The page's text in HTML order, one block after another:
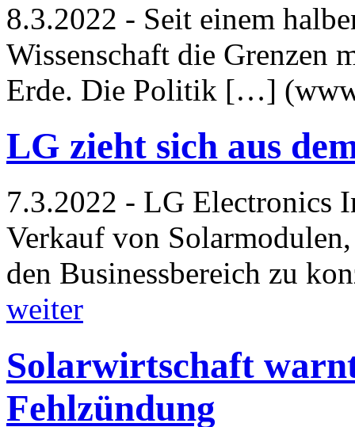
8.3.2022 - Seit einem
Wissenschaft die Grenzen
Erde. Die Politik […]
LG zieht sich aus
7.3.2022 - LG Electronics
Verkauf von
den Businessbereich zu
weiter
Solarwirtschaft
Fehlzündung